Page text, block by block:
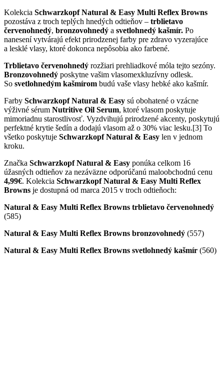
Kolekcia Schwarzkopf Natural & Easy Multi Reflex Browns
pozostáva z troch teplých hnedých odtieňov – trblietavo
červenohnedý, bronzovohnedý a svetlohnedý kašmír. Po
nanesení vytvárajú efekt prirodzenej farby pre zdravo vyzerajúce
a lesklé vlasy, ktoré dokonca nepôsobia ako farbené.
Trblietavo červenohnedý rozžiari prehliadkové móla tejto sezóny.
Bronzovohnedý poskytne vašim vlasomexkluzívny odlesk.
So svetlohnedým kašmírom budú vaše vlasy hebké ako kašmír.
Farby Schwarzkopf Natural & Easy sú obohatené o vzácne
výživné sérum Nutritive Oil Serum, ktoré vlasom poskytuje
mimoriadnu starostlivosť. Vyzdvihujú prirodzené akcenty, poskytujú
perfektné krytie šedín a dodajú vlasom až o 30% viac lesku.[3] To
všetko poskytuje Schwarzkopf Natural & Easy len v jednom
kroku.
Značka Schwarzkopf Natural & Easy ponúka celkom 16
úžasných odtieňov za nezáväzne odporúčanú maloobchodnú cenu
4,99€. Kolekcia Schwarzkopf Natural & Easy Multi Reflex
Browns je dostupná od marca 2015 v troch odtieňoch:
Natural & Easy Multi Reflex Browns trblietavo červenohnedý
(585)
Natural & Easy Multi Reflex Browns bronzovohnedý (557)
Natural & Easy Multi Reflex Browns svetlohnedý kašmír (560)